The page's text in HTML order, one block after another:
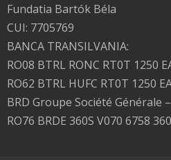
Fundatia Bartók Béla
CUI: 7705769
BANCA TRANSILVANIA:
RO08 BTRL RONC RT0T 1250
RO62 BTRL HUFC RT0T 1250
BRD Groupe Société Générale
RO76 BRDE 360S V070 6758